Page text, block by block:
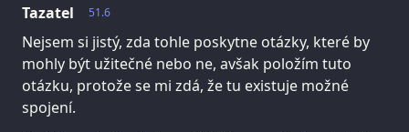
51.6
Tazatel
Nejsem si jistý, zda tohle poskytne otázky, které by
mohly být užitečné nebo ne, avšak položím tuto
otázku, protože se mi zdá, že tu existuje možné
spojení.